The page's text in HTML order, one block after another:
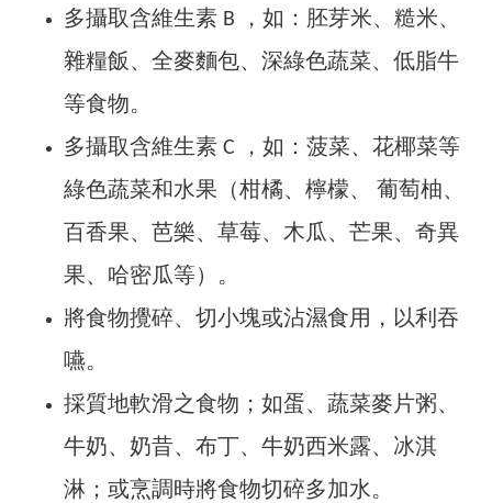
多攝取含維生素 B ，如：胚芽米、糙米、
雜糧飯、全麥麵包、深綠色蔬菜、低脂牛
等食物。
多攝取含維生素 C ，如：菠菜、花椰菜等
綠色蔬菜和水果（柑橘、檸檬、 葡萄柚、
百香果、芭樂、草莓、木瓜、芒果、奇異
果、哈密瓜等）。
將食物攪碎、切小塊或沾濕食用，以利吞
嚥。
採質地軟滑之食物；如蛋、蔬菜麥片粥、
牛奶、奶昔、布丁、牛奶西米露、冰淇
淋；或烹調時將食物切碎多加水。